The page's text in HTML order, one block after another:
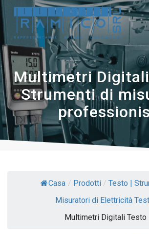
Vai
al
contenuto
Multimetri
Strumenti di
Casa / Prodotti / Testo |
Misuratori di Elettricità
Multimetri Digitali Testo